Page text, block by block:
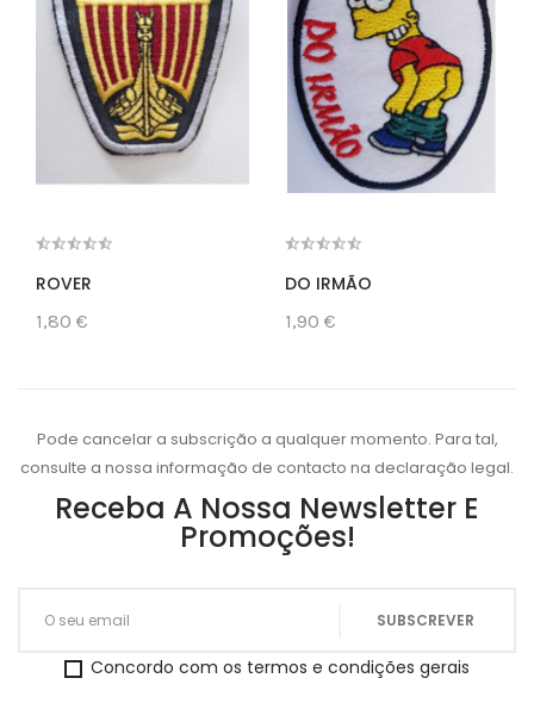
ROVER
1,80 €
DO IRMÃO
1,90 €
Pode cancelar a subscrição a qualquer momento. Para tal,
consulte a nossa informação de contacto na declaração legal.
Receba A Nossa Newsletter E
Promoções!
Concordo com os termos e condições gerais